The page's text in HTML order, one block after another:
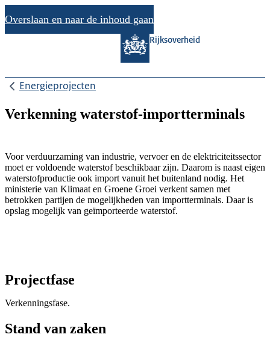
Overslaan en naar de inhoud gaan
Rijksoverheid
Energieprojecten
Verkenning waterstof-importterminals
Voor verduurzaming van industrie, vervoer en de elektriciteitssector
moet er voldoende waterstof beschikbaar zijn. Daarom is naast eigen
waterstofproductie ook import vanuit het buitenland nodig. Het
ministerie van Klimaat en Groene Groei verkent samen met
betrokken partijen de mogelijkheden van importterminals. Daar is
opslag mogelijk van geïmporteerde waterstof.
Projectfase
Verkenningsfase.
Stand van zaken